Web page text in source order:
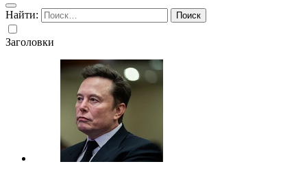
Найти:
Заголовки